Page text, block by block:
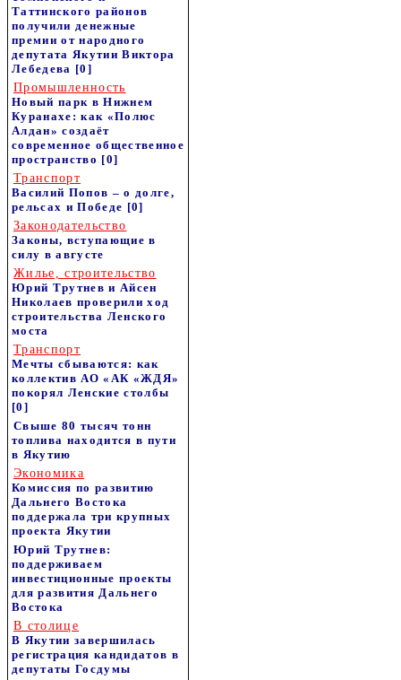
Таттинского районов
получили денежные
премии от народного
депутата Якутии Виктора
Лебедева [0]
Промышленность
Новый парк в Нижнем
Куранахе: как «Полюс
Алдан» создаёт
современное общественное
пространство [0]
Транспорт
Василий Попов – о долге,
рельсах и Победе [0]
Законодательство
Законы, вступающие в
силу в августе
Жилье, строительство
Юрий Трутнев и Айсен
Николаев проверили ход
строительства Ленского
моста
Транспорт
Мечты сбываются: как
коллектив АО «АК «ЖДЯ»
покорял Ленские столбы
[0]
Свыше 80 тысяч тонн
топлива находится в пути
в Якутию
Экономика
Комиссия по развитию
Дальнего Востока
поддержала три крупных
проекта Якутии
Юрий Трутнев:
поддерживаем
инвестиционные проекты
для развития Дальнего
Востока
В столице
В Якутии завершилась
регистрация кандидатов в
депутаты Госдумы